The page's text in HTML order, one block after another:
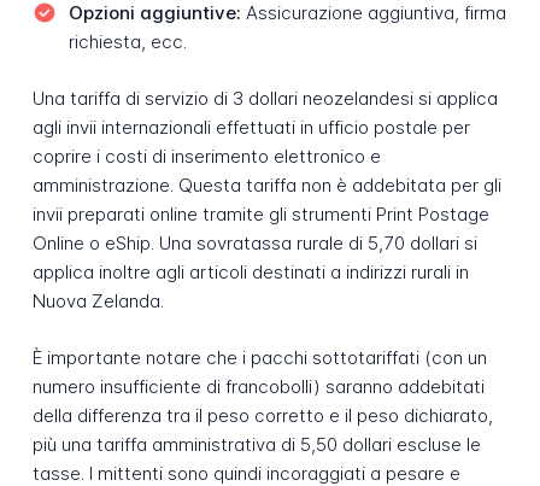
Opzioni aggiuntive: Assicurazione aggiuntiva, firma
richiesta, ecc.
Una tariffa di servizio di 3 dollari neozelandesi si applica
agli invii internazionali effettuati in ufficio postale per
coprire i costi di inserimento elettronico e
amministrazione. Questa tariffa non è addebitata per gli
invii preparati online tramite gli strumenti Print Postage
Online o eShip. Una sovratassa rurale di 5,70 dollari si
applica inoltre agli articoli destinati a indirizzi rurali in
Nuova Zelanda.
È importante notare che i pacchi sottotariffati (con un
numero insufficiente di francobolli) saranno addebitati
della differenza tra il peso corretto e il peso dichiarato,
più una tariffa amministrativa di 5,50 dollari escluse le
tasse. I mittenti sono quindi incoraggiati a pesare e